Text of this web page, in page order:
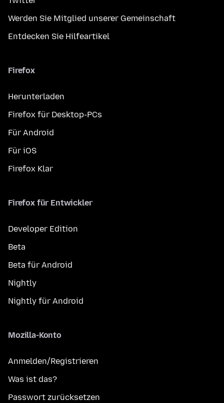
Werden Sie Mitglied unserer Gemeinschaft
Entdecken Sie Hilfeartikel
Firefox
Herunterladen
Firefox für Desktop-PCs
Für Android
Für iOS
Firefox Klar
Firefox für Entwickler
Developer Edition
Beta
Beta für Android
Nightly
Nightly für Android
Mozilla-Konto
Anmelden/Registrieren
Was ist das?
Passwort zurücksetzen